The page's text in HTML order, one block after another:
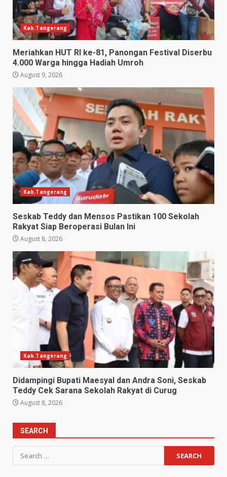
Kab.Tangerang
Meriahkan HUT RI ke-81, Panongan Festival Diserbu
4.000 Warga hingga Hadiah Umroh
August 9, 2026
Kab.Tangerang
Seskab Teddy dan Mensos Pastikan 100 Sekolah
Rakyat Siap Beroperasi Bulan Ini
August 8, 2026
Kab.Tangerang
Didampingi Bupati Maesyal dan Andra Soni, Seskab
Teddy Cek Sarana Sekolah Rakyat di Curug
August 8, 2026
SEARCH
Search
for: